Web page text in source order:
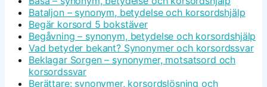
Bataljon – synonym, betydelse och korsordshjälp
Begär korsord 5 bokstäver
Begåvning – synonym, betydelse och korsordshjälp
Vad betyder bekant? Synonymer och korsordssvar
Beklagar Sorgen – synonymer, motsatsord och
korsordssvar
Berättare: synonymer, korsordslösning och